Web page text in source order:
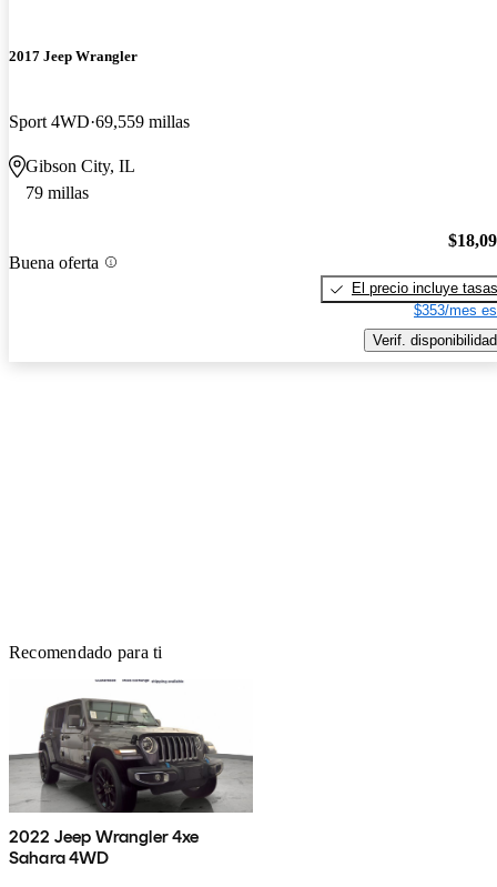
2017 Jeep Wrangler
Sport 4WD 69,559 millas
Gibson City, IL
79 millas
Buena oferta
El precio incluye tasas
$353/mes
Verif. disponibilidad
Recomendado para ti
2022 Jeep Wrangler 4xe
Sahara 4WD